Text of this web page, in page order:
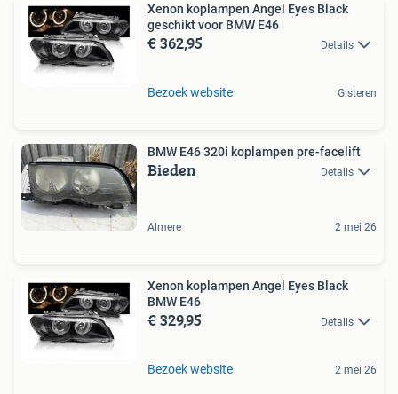
Xenon koplampen Angel Eyes Black
geschikt voor BMW E46
€ 362,95 Details
Bezoek website Gisteren
BMW E46 320i koplampen pre-facelift
Bieden Details
Almere 2 mei 26
Xenon koplampen Angel Eyes Black
BMW E46
€ 329,95 Details
Bezoek website 2 mei 26